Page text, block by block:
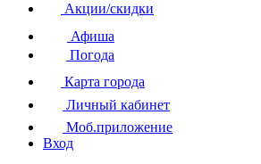
Акции/скидки
Афиша
Погода
Карта города
Личный кабинет
Моб.приложение
Вход